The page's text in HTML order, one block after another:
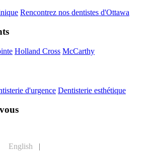
Rencontrez nos dentistes d'Ottawa
Holland Cross McCarthy
d'urgence Dentisterie esthétique
English
|